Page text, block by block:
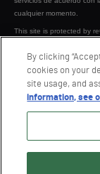
cualquier momento.
This site is protected by
By clicking
cookies on your
site usage, and
information, see